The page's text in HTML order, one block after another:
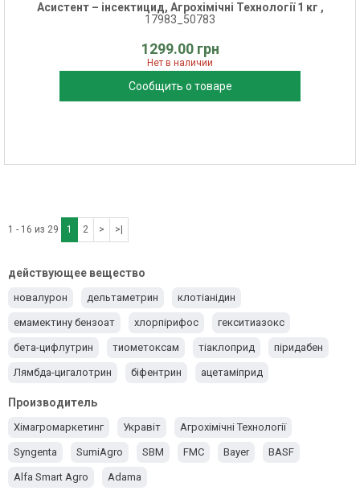
Асистент – інсектицид, Агрохімічні Технології 1 кг ,
17983_50783
1299.00 грн
Нет в наличии
Сообщить о товаре
1 - 16 из 29 1 2 > >|
действующее вещество
новалурон дельтаметрин клотіанідин
емамектину бензоат хлорпірифос гекситиазокс
бета-цифлутрин тиометоксам тіаклоприд піридабен
Лямбда-цигалотрин біфентрин ацетаміприд
альфа-циперметрин
Производитель
Хімагромаркетинг Укравіт Агрохімічні Технології
Syngenta SumiAgro SBM FMC Bayer BASF
Alfa Smart Agro Adama